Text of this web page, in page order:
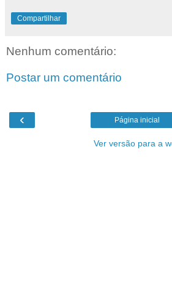
Compartilhar
Nenhum comentário:
Postar um comentário
‹ Página inicial
Ver versão para a